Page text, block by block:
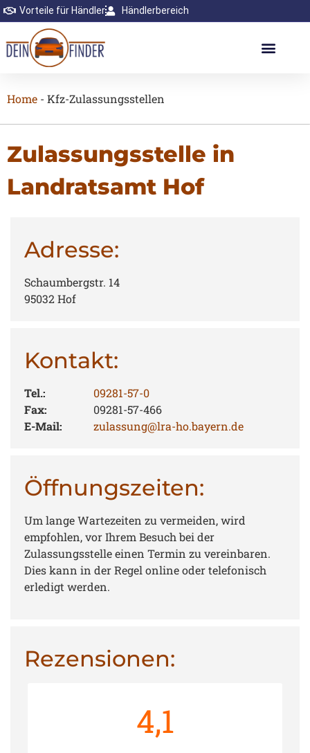
Vorteile für Händler Händlerbereich
Home - Kfz-Zulassungsstellen
Zulassungsstelle in
Landratsamt Hof
Adresse:
Schaumbergstr. 14
95032 Hof
Kontakt:
Tel.:
09281-57-0
Fax:
09281-57-466
E-Mail:
zulassung@lra-ho.bayern.de
Öffnungszeiten:
Um lange Wartezeiten zu vermeiden, wird
empfohlen, vor Ihrem Besuch bei der
Zulassungsstelle einen Termin zu vereinbaren.
Dies kann in der Regel online oder telefonisch
erledigt werden.
Rezensionen:
4,1